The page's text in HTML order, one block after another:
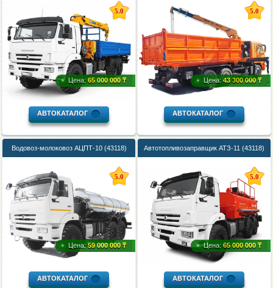
Цена: 65 000 000 ₸
5.0
АВТОКАТАЛОГ
Цена: 43 300 000 ₸
5.0
АВТОКАТАЛОГ
Водовоз-молоковоз АЦПТ-10 (43118)
Цена: 59 000 000 ₸
5.0
АВТОКАТАЛОГ
Автотопливозаправщик АТЗ-11 (43118)
Цена: 65 000 000 ₸
5.0
АВТОКАТАЛОГ